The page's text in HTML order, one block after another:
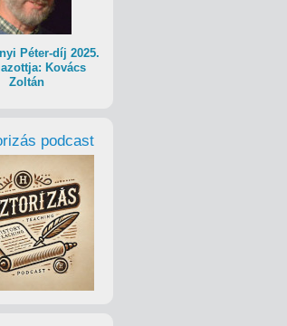
Péter-díj 2025.
Kovács
Zoltán
podcast